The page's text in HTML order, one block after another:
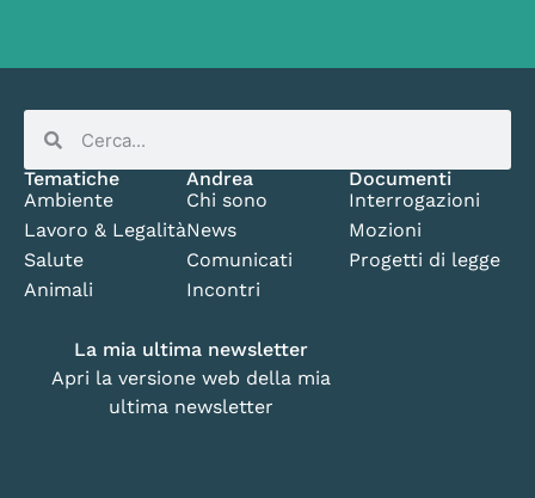
Tematiche
Ambiente
Lavoro & Legalità
Salute
Animali
Andrea
Chi sono
News
Comunicati
Incontri
Documenti
Interrogazioni
Mozioni
Progetti di legge
La mia ultima newsletter
Apri la versione web della mia
ultima newsletter